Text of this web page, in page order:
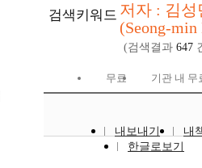
검색키워드 저자 : 김성
(Seong-
(검색결과 647
무료 기관 내 무
내보내기
내
한글로보기